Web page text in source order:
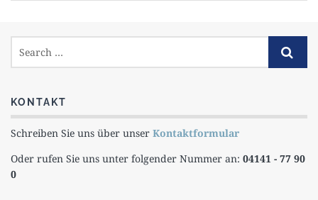
KONTAKT
Schreiben Sie uns über unser Kontaktformular
Oder rufen Sie uns unter folgender Nummer an: 04141 - 77 90
0